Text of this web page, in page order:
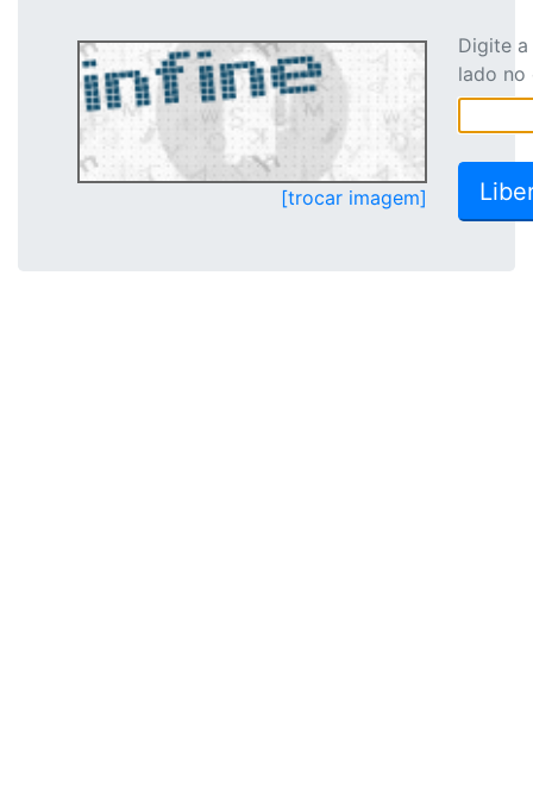
[trocar imagem]
Digite
lado no